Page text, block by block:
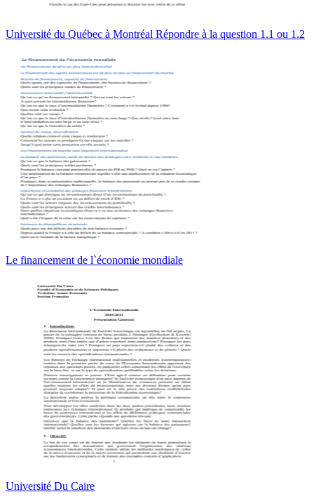
Université du Québec à Montréal Répondre à la question 1.1 ou 1.2
Le financement de l`économie mondiale
Université Du Caire